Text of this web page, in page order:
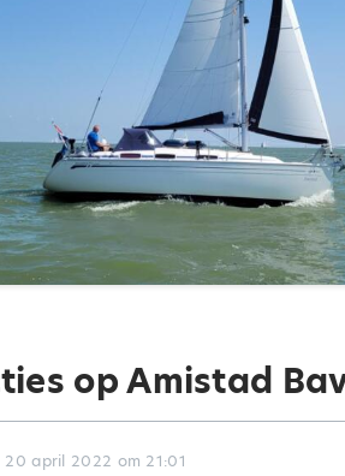
op Amistad
20 april 2022 om 21:01